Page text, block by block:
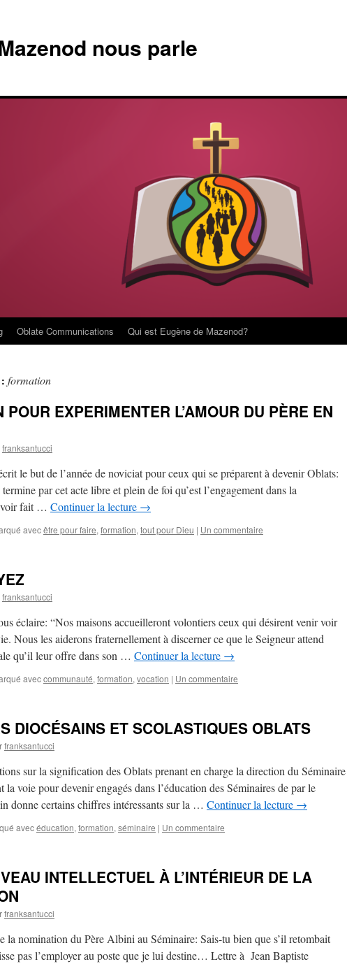
nous parle
Oblate Communications Qui est Eugène de Mazenod?
formation
POUR EXPERIMENTER L’AMOUR DU PÈRE EN
franksantucci
le but de l’année de noviciat pour ceux qui se préparent à devenir Oblats:
par cet acte libre et plein de foi qu’est l’engagement dans la
fait … Continuer la lecture →
avecêtre pour faire, formation, tout pour Dieu | Un commentaire
franksantucci
éclaire: “Nos maisons accueilleront volontiers ceux qui désirent venir voir
Nous les aiderons fraternellement à discerner ce que le Seigneur attend
qu’il leur offre dans son … Continuer la lecture →
aveccommunauté, formation, vocation | Un commentaire
DIOCÉSAINS ET SCOLASTIQUES OBLATS
franksantucci
sur la signification des Oblats prenant en charge la direction du Séminaire
voie pour devenir engagés dans l’éducation des Séminaires de par le
donne certains chiffres intéressants sur la … Continuer la lecture →
avecéducation, formation, séminaire | Un commentaire
INTELLECTUEL À L’INTÉRIEUR DE LA
franksantucci
la nomination du Père Albini au Séminaire: Sais-tu bien que s’il retombait
pas l’employer au poste que je lui destine… Lettre à Jean Baptiste